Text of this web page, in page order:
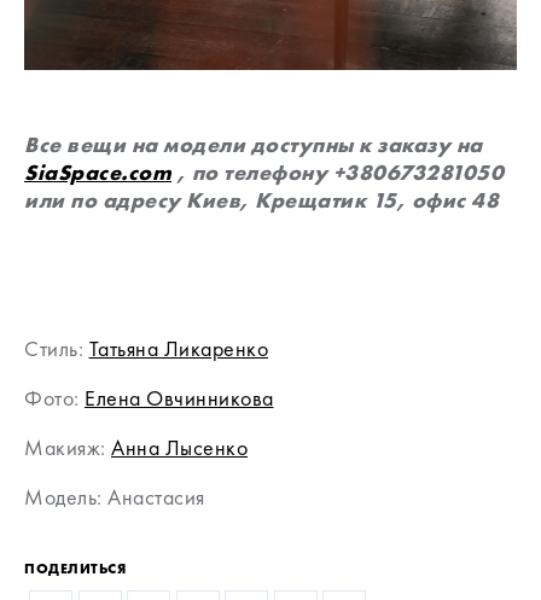
Все вещи на модели доступны к заказу на
SiaSpace.com , по телефону +380673281050
или по адресу Киев, Крещатик 15, офис 48
Стиль: Татьяна Ликаренко
Фото: Елена Овчинникова
Макияж: Анна Лысенко
Модель: Анастасия
ПОДЕЛИТЬСЯ